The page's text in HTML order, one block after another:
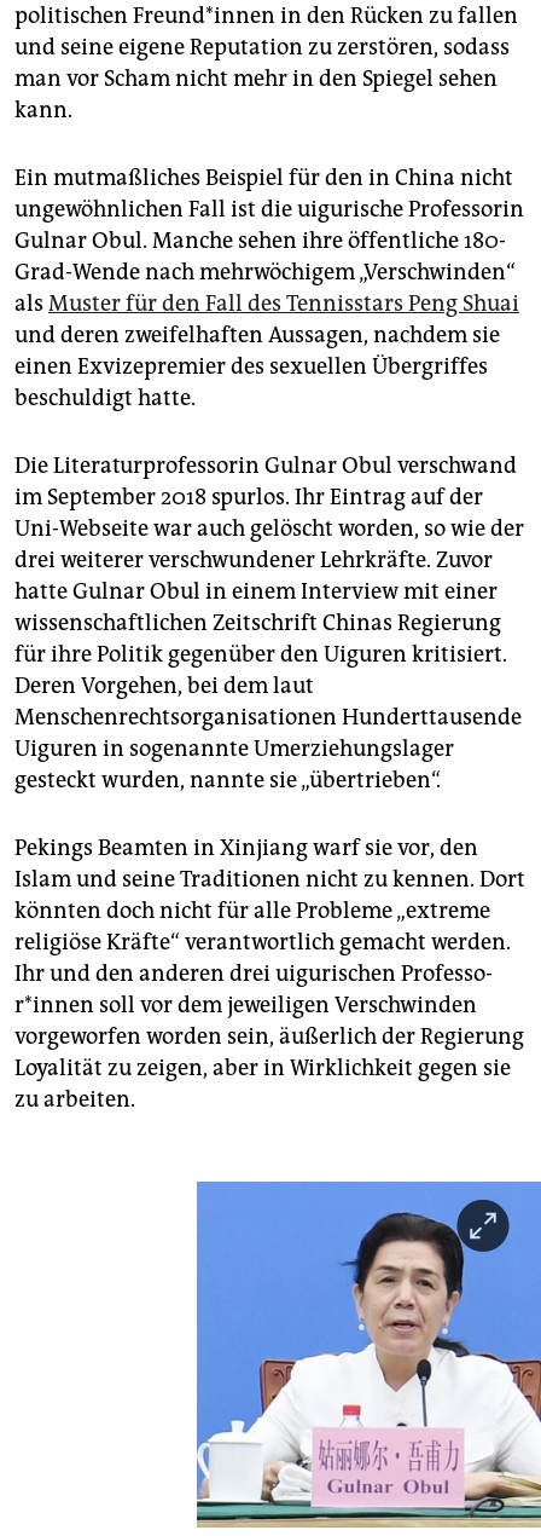
epaper login
politischen Freun­d*in­nen in den Rücken zu fallen
und seine eigene Reputation zu zerstören, sodass
man vor Scham nicht mehr in den Spiegel sehen
kann.
Ein mutmaßliches Beispiel für den in China nicht
ungewöhnlichen Fall ist die uigurische Professorin
Gulnar Obul. Manche sehen ihre öffentliche 180-
Grad-Wende nach mehrwöchigem „Verschwinden“
als Muster für den Fall des Tennisstars Peng Shuai
und deren zweifelhaften Aussagen, nachdem sie
einen Exvizepremier des sexuellen Übergriffes
beschuldigt hatte.
Die Literaturprofessorin Gulnar Obul verschwand
im September 2018 spurlos. Ihr Eintrag auf der
Uni-Webseite war auch gelöscht worden, so wie der
drei weiterer verschwundener Lehrkräfte. Zuvor
hatte Gulnar Obul in einem Interview mit einer
wissenschaftlichen Zeitschrift Chinas Regierung
für ihre Politik gegenüber den Uiguren kritisiert.
Deren Vorgehen, bei dem laut
Menschenrechtsorganisationen Hunderttausende
Uiguren in sogenannte Umerziehungslager
gesteckt wurden, nannte sie „übertrieben“.
Pekings Beamten in Xinjiang warf sie vor, den
Islam und seine Traditionen nicht zu kennen. Dort
könnten doch nicht für alle Probleme „ex­treme
religiöse Kräfte“ verantwortlich gemacht werden.
Ihr und den anderen drei uigurischen Pro­fes­so­
r*in­nen soll vor dem jeweiligen Verschwinden
vorgeworfen worden sein, äußerlich der Regierung
Loyalität zu zeigen, aber in Wirklichkeit gegen sie
zu arbeiten.